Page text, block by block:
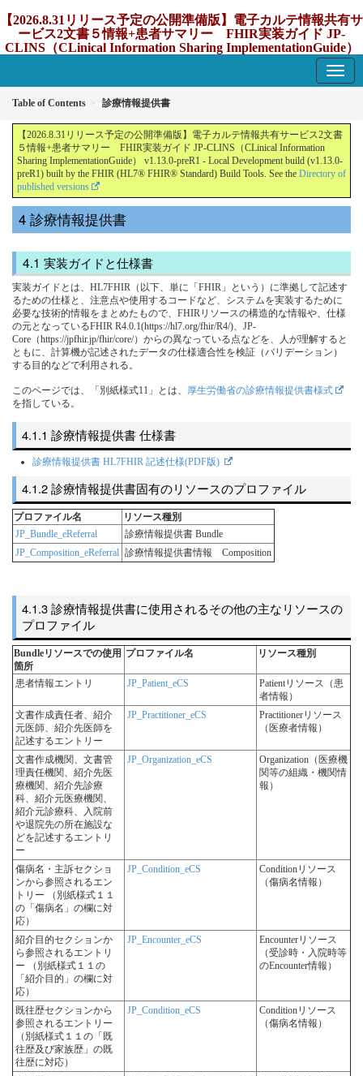
【2026.8.31リリース予定の公開準備版】電子カルテ情報共有サ
ービス2文書５情報+患者サマリー FHIR実装ガイド JP-
CLINS（CLinical Information Sharing ImplementationGuide）
Table of Contents 診療情報提供書
【2026.8.31リリース予定の公開準備版】電子カルテ情報共有サービス2文書
５情報+患者サマリー FHIR実装ガイド JP-CLINS（CLinical Information
Sharing ImplementationGuide） v1.13.0-preR1 - Local Development build (v1.13.0-
preR1) built by the FHIR (HL7® FHIR® Standard) Build Tools. See the Directory of
published versions
診療情報提供書
実装ガイドと仕様書
実装ガイドとは、HL7FHIR（以下、単に「FHIR」という）に準拠して記述す
るための仕様と、注意点や使用するコードなど、システムを実装するために
必要な技術的情報をまとめたもので、FHIRリソースの構造的な情報や、仕様
の元となっているFHIR R4.0.1(https://hl7.org/fhir/R4/)、JP-
Core（https://jpfhir.jp/fhir/core/）からの異なっている点などを、人が理解すると
ともに、計算機が記述されたデータの仕様適合性を検証（バリデーション）
する目的などで利用される。
このページでは、「別紙様式11」とは、 厚生労働省の診療情報提供書様式
を指している。
診療情報提供書 仕様書
診療情報提供書 HL7FHIR 記述仕様(PDF版)
診療情報提供書固有のリソースのプロファイル
プロファイル名
リソース種別
JP_Bundle_eReferral
診療情報提供書 Bundle
JP_Composition_eReferral 診療情報提供書情報 Composition
診療情報提供書に使用されるその他の主なリソースの
プロファイル
Bundleリソースでの使用
箇所
プロファイル名 リソース種別
患者情報エントリ JP_Patient_eCS
Patientリソース（患
者情報）
文書作成責任者、紹介
元医師、紹介先医師を
記述するエントリー
JP_Practitioner_eCS
Practitionerリソース
（医療者情報）
文書作成機関、文書管
理責任機関、紹介先医
療機関、紹介先診療
科、紹介元医療機関、
紹介元診療科、入院前
や退院先の所在施設な
どを記述するエントリ
ー
JP_Organization_eCS
Organization（医療機
関等の組織・機関情
報）
傷病名・主訴セクショ
ンから参照されるエン
トリー （別紙様式１１
の「傷病名」の欄に対
応）
JP_Condition_eCS
Conditionリソース
（傷病名情報）
紹介目的セクションか
ら参照されるエントリ
ー （別紙様式１１の
「紹介目的」の欄に対
応）
JP_Encounter_eCS
Encounterリソース
（受診時・入院時等
のEncounter情報）
既往歴セクションから
参照されるエントリー
（別紙様式１１の「既
往歴及び家族歴」の既
往歴に対応）
JP_Condition_eCS
Conditionリソース
（傷病名情報）